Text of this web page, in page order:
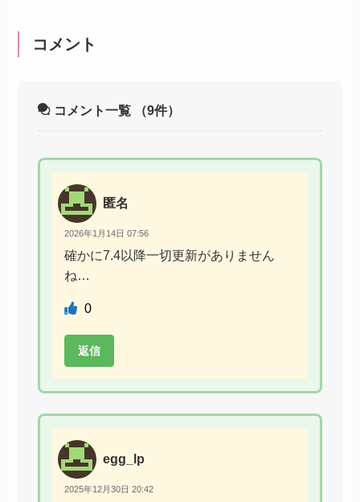
コメント
コメント一覧 （9件）
匿名
2026年1月14日 07:56
確かに7.4以降一切更新がありません
ね…
0
返信
egg_lp
2025年12月30日 20:42